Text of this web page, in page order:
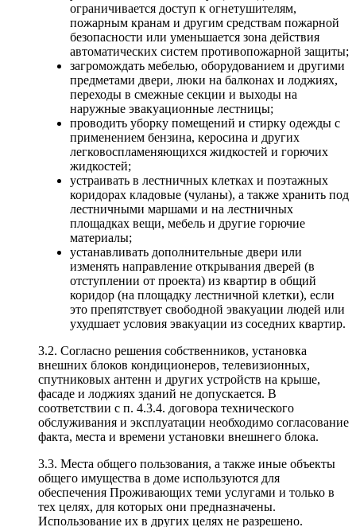
ограничивается доступ к огнетушителям,
пожарным кранам и другим средствам пожарной
безопасности или уменьшается зона действия
автоматических систем противопожарной защиты;
загромождать мебелью, оборудованием и другими
предметами двери, люки на балконах и лоджиях,
переходы в смежные секции и выходы на
наружные эвакуационные лестницы;
проводить уборку помещений и стирку одежды с
применением бензина, керосина и других
легковоспламеняющихся жидкостей и горючих
жидкостей;
устраивать в лестничных клетках и поэтажных
коридорах кладовые (чуланы), а также хранить под
лестничными маршами и на лестничных
площадках вещи, мебель и другие горючие
материалы;
устанавливать дополнительные двери или
изменять направление открывания дверей (в
отступлении от проекта) из квартир в общий
коридор (на площадку лестничной клетки), если
это препятствует свободной эвакуации людей или
ухудшает условия эвакуации из соседних квартир.
3.2. Согласно решения собственников, установка
внешних блоков кондиционеров, телевизионных,
спутниковых антенн и других устройств на крыше,
фасаде и лоджиях зданий не допускается. В
соответствии с п. 4.3.4. договора технического
обслуживания и эксплуатации необходимо согласование
факта, места и времени установки внешнего блока.
3.3. Места общего пользования, а также иные объекты
общего имущества в доме используются для
обеспечения Проживающих теми услугами и только в
тех целях, для которых они предназначены.
Использование их в других целях не разрешено.